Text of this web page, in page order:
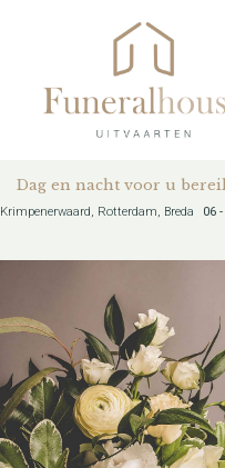
Dag en nacht voor u
Krimpenerwaard, Rotterdam, Breda 06